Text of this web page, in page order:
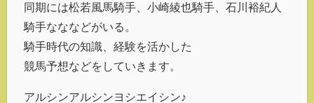
同期には松若風馬騎手、小崎綾也騎手、石川裕紀人
騎手なななどがいる。
騎手時代の知識、経験を活かした
競馬予想などをしていきます。
アルシンアルシンヨシエイシン♪